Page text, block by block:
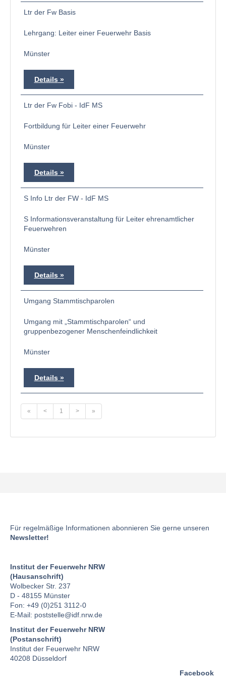
Ltr der Fw Basis
Lehrgang: Leiter einer Feuerwehr Basis
Münster
Details
Ltr der Fw Fobi - IdF MS
Fortbildung für Leiter einer Feuerwehr
Münster
Details
S Info Ltr der FW - IdF MS
S Informationsveranstaltung für Leiter ehrenamtlicher
Feuerwehren
Münster
Details
Umgang Stammtischparolen
Umgang mit „Stammtischparolen“ und
gruppenbezogener Menschenfeindlichkeit
Münster
Details
« < 1 > »
Für regelmäßige Informationen abonnieren Sie gerne unseren
Newsletter!
Institut der Feuerwehr NRW
(Hausanschrift)
Wolbecker Str. 237
D - 48155 Münster
Fon: +49 (0)251 3112-0
E-Mail: poststelle@idf.nrw.de
Institut der Feuerwehr NRW
(Postanschrift)
Institut der Feuerwehr NRW
40208 Düsseldorf
Facebook